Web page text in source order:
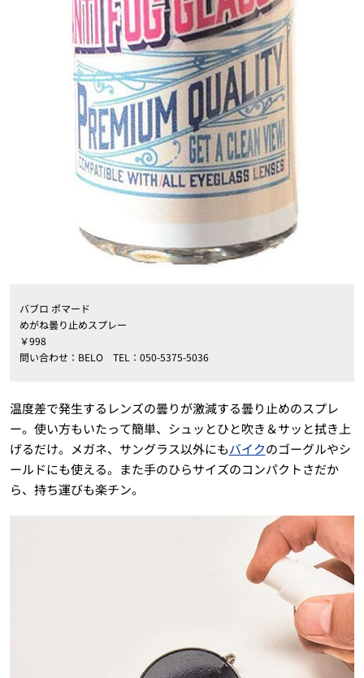
バブロ ポマード
めがね曇り止めスプレー
￥998
問い合わせ：BELO TEL：050-5375-5036
温度差で発生するレンズの曇りが激減する曇り止めのスプレ
ー。使い方もいたって簡単、シュッとひと吹き＆サッと拭き上
げるだけ。メガネ、サングラス以外にもバイクのゴーグルやシ
ールドにも使える。また手のひらサイズのコンパクトさだか
ら、持ち運びも楽チン。